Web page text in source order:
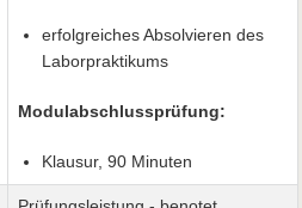
erfolgreiches Absolvieren des
Laborpraktikums
Modulabschlussprüfung:
Klausur, 90 Minuten